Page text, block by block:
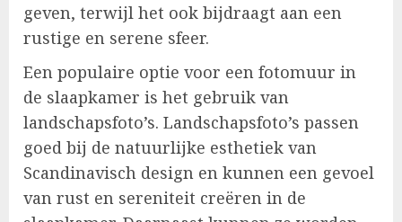
geven, terwijl het ook bijdraagt aan een
rustige en serene sfeer.
Een populaire optie voor een fotomuur in
de slaapkamer is het gebruik van
landschapsfoto’s. Landschapsfoto’s passen
goed bij de natuurlijke esthetiek van
Scandinavisch design en kunnen een gevoel
van rust en sereniteit creëren in de